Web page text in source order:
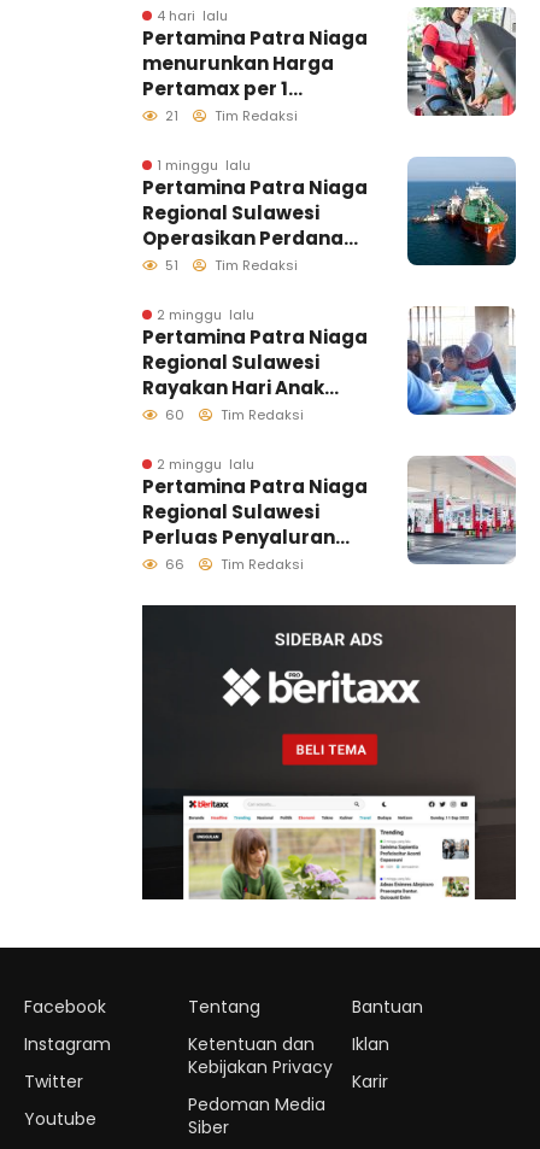
Distribusi Biosolar
Berjalan Optimal
4 hari lalu
Pertamina Patra Niaga
menurunkan Harga
Pertamax per 1
Agustus 2026
21 Tim Redaksi
1 minggu lalu
Pertamina Patra Niaga
Regional Sulawesi
Operasikan Perdana
Ship to Ship
Distribusi B50 di
Kawasan Timur
Sulawesi
51 Tim Redaksi
2 minggu lalu
Pertamina Patra Niaga
Regional Sulawesi
Rayakan Hari Anak
Nasional Melalui
Ruang Tumbuh
Generasi Penjaga
Pesisir
60 Tim Redaksi
2 minggu lalu
Pertamina Patra Niaga
Regional Sulawesi
Perluas Penyaluran
Biosolar B50, Kini
66 Tim Redaksi
Facebook
Instagram
Twitter
Youtube
Tentang
Ketentuan dan
Kebijakan Privacy
Pedoman Media
Siber
Bantuan
Iklan
Karir